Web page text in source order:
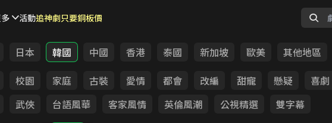
活動追神劇只要銅板價
日本 韓國 中國 香港 泰國 新加坡 歐美
其他地區
校園 家庭 古裝 愛情 都會 改編 甜寵 懸疑 喜劇
武俠 台語風華 客家風情 英倫風潮 公視精選
雙字幕